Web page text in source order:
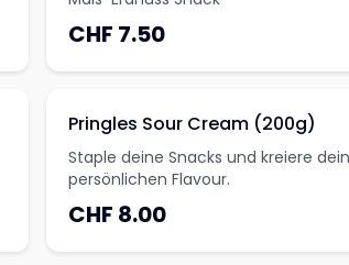
CHF 7.50
Pringles Sour Cream (200g)
Staple deine Snacks und kreiere
persönlichen Flavour.
CHF 8.00